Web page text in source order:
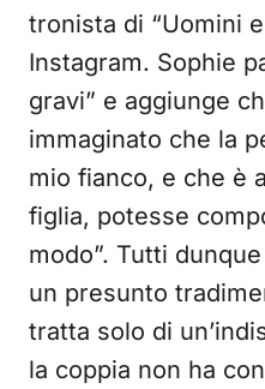
tronista di “Uomini
Instagram. Sophie
gravi” e aggiunge
immaginato che la
mio fianco, e che è
figlia, potesse
modo”. Tutti
un presunto
tratta solo di
la coppia non ha